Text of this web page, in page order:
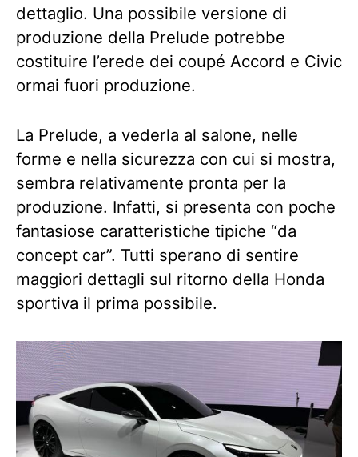
dettaglio. Una possibile versione di
produzione della Prelude potrebbe
costituire l’erede dei coupé Accord e Civic
ormai fuori produzione.
La Prelude, a vederla al salone, nelle
forme e nella sicurezza con cui si mostra,
sembra relativamente pronta per la
produzione. Infatti, si presenta con poche
fantasiose caratteristiche tipiche “da
concept car”. Tutti sperano di sentire
maggiori dettagli sul ritorno della Honda
sportiva il prima possibile.